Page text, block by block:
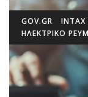
GOV.GR INTAX
ΗΛΕΚΤΡΙΚΟ